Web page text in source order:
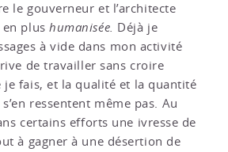
le gouverneur et l’architecte
en plushumanisée. Déjà je
à vide dans mon activité
de travailler sans croire
je fais, et la qualité et la quantité
ressentent même pas. Au
certains efforts une ivresse de
à gagner à une désertion de